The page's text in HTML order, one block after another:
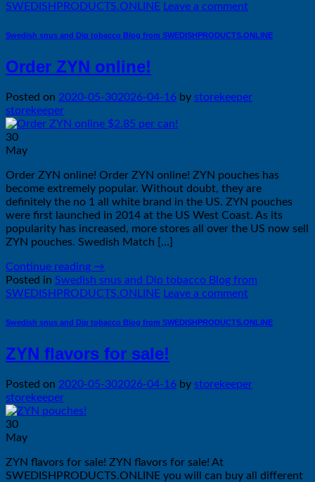
SWEDISHPRODUCTS.ONLINE Leave a comment
Swedish snus and Dip tobacco Blog from SWEDISHPRODUCTS.ONLINE
Order ZYN online!
Posted on 2020-05-302026-04-16 by storekeeper
storekeeper
30
May
Order ZYN online! Order ZYN online! ZYN pouches has
become extremely popular. Without doubt, they are
definitely the no 1 all white brand in the US. ZYN pouches
were first launched in 2014 at the US West Coast. As its
popularity has increased, more stores all over the US now sell
ZYN pouches. Swedish Match […]
Continue reading →
Posted in Swedish snus and Dip tobacco Blog from
SWEDISHPRODUCTS.ONLINE Leave a comment
Swedish snus and Dip tobacco Blog from SWEDISHPRODUCTS.ONLINE
ZYN flavors for sale!
Posted on 2020-05-302026-04-16 by storekeeper
storekeeper
30
May
ZYN flavors for sale! ZYN flavors for sale! At
SWEDISHPRODUCTS.ONLINE you will can buy all different